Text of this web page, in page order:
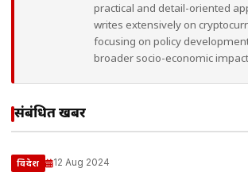
practical and detail-oriented
writes extensively on
focusing on policy
broader socio-economic
संबंधित खबरें
विदेश 12 Aug 2024